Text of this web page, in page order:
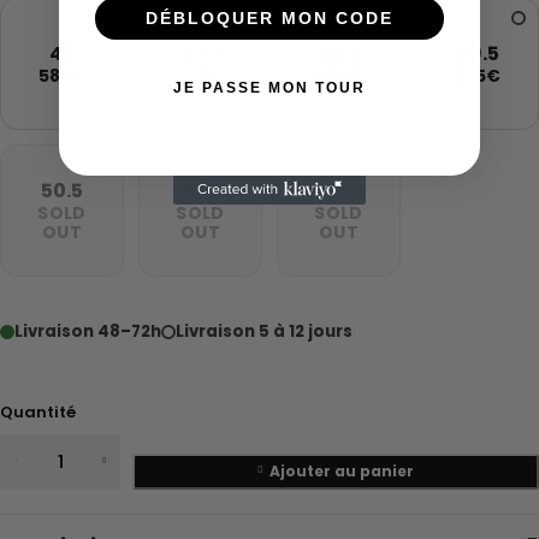
46
585€ 325€ 560€
49.5
335€
50.5
SOLD
OUT
51.5
SOLD
OUT
52.5
SOLD
OUT
Livraison 48–72h Livraison 5 à 12 jours
Quantité
Ajouter au panier
DÉBLOQUER MON CODE
JE PASSE MON TOUR